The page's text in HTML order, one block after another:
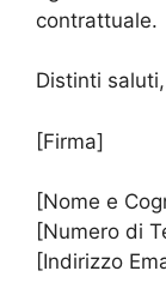
contrattuale.
Distinti saluti,
[Firma]
[Nome e
[Numero di
[Indirizzo